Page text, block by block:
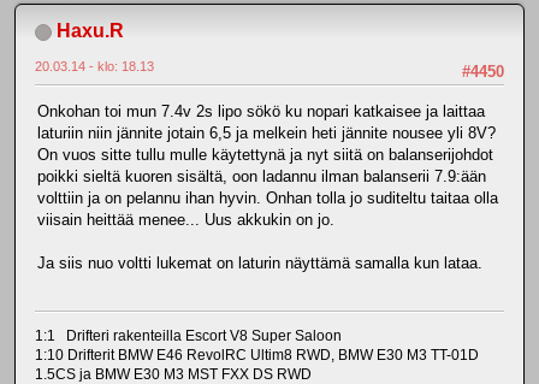
Haxu.R
#4450
20.03.14 - klo: 18.13
Onkohan toi mun 7.4v 2s lipo sökö ku nopari katkaisee ja laittaa
laturiin niin jännite jotain 6,5 ja melkein heti jännite nousee yli 8V?
On vuos sitte tullu mulle käytettynä ja nyt siitä on balanserijohdot
poikki sieltä kuoren sisältä, oon ladannu ilman balanserii 7.9:ään
volttiin ja on pelannu ihan hyvin. Onhan tolla jo suditeltu taitaa olla
viisain heittää menee... Uus akkukin on jo.
Ja siis nuo voltti lukemat on laturin näyttämä samalla kun lataa.
1:1 Drifteri rakenteilla Escort V8 Super Saloon
1:10 Drifterit BMW E46 RevolRC Ultim8 RWD, BMW E30 M3 TT-01D
1.5CS ja BMW E30 M3 MST FXX DS RWD